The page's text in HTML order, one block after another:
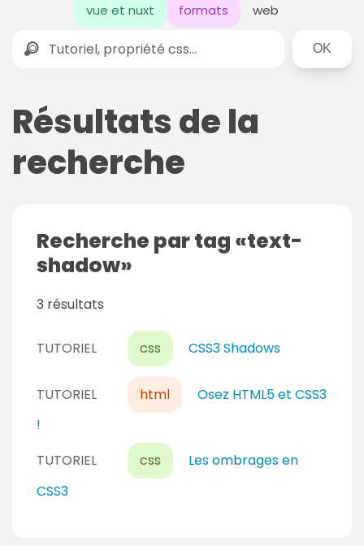
vue et nuxt formats web
Rechercher
Résultats de la
recherche
Recherche par tag
text-
shadow
3 résultats
TUTORIEL css CSS3 Shadows
TUTORIEL html
Osez HTML5 et CSS3
!
TUTORIEL
css
Les ombrages en
CSS3